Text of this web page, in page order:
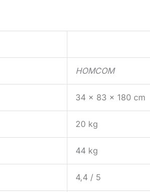
HOMCOM
34 x 83 x 180 cm
20 kg
44 kg
4,4 / 5